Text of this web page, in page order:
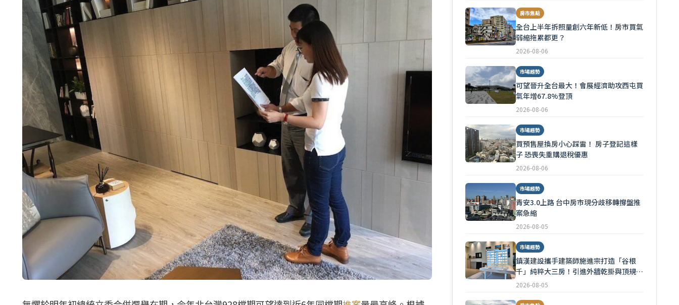
房市焦點
全台上半年拆照量創六年新低！房市買氣
弱縮拖累都更？
2026-08-06
市場趨勢
可望晉升全台最大！會展經濟助攻西屯買
氣年增67.8%登頂
2026-08-06
市場趨勢
買預售屋換房小心踩雷！ 房子登記這樣
子 恐喪失重購退稅優惠
2026-08-06
市場趨勢
青安3.0上路 台中房市現分歧移轉撐盤推
案急縮
2026-08-05
市場趨勢
鎮漢建設攜手建築師施進宗打造「谷根
千」純粹大三房！引進外牆乾掛與頂規隔
音
2026-08-05